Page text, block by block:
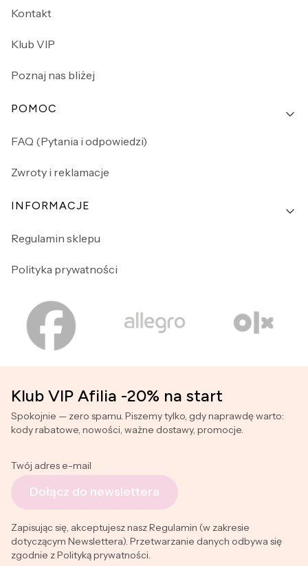
Kontakt
Klub VIP
Poznaj nas bliżej
POMOC
FAQ (Pytania i odpowiedzi)
Zwroty i reklamacje
INFORMACJE
Regulamin sklepu
Polityka prywatności
Klub VIP Afilia -20% na start
Spokojnie — zero spamu. Piszemy tylko, gdy naprawdę warto:
kody rabatowe, nowości, ważne dostawy, promocje.
Twój adres e-mail
Dołącz do newslettera
Zapisując się, akceptujesz nasz Regulamin (w zakresie
dotyczącym Newslettera). Przetwarzanie danych odbywa się
zgodnie z Polityką prywatności.